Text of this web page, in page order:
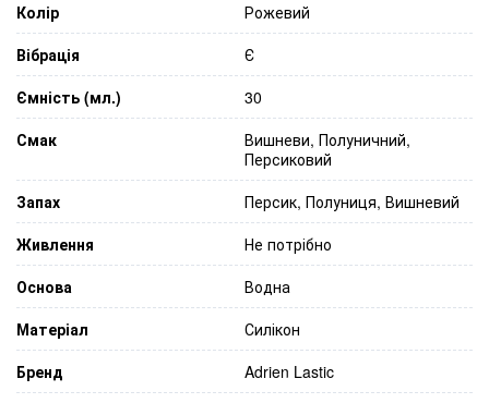
Колір
Рожевий
Вібрація
Є
Ємність (мл.)
30
Смак
Вишневи, Полуничний,
Персиковий
Запах
Персик, Полуниця, Вишневий
Живлення
Не потрібно
Основа
Водна
Матеріал
Силікон
Бренд
Adrien Lastic